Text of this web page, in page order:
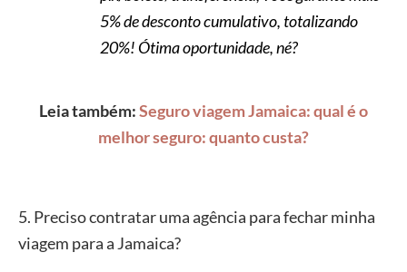
5% de desconto cumulativo, totalizando
20%! Ótima oportunidade, né?
Leia também:Seguro viagem Jamaica: qual é o
melhor seguro: quanto custa?
5. Preciso contratar uma agência para fechar minha
viagem para a Jamaica?